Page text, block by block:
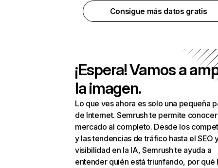
Consigue más datos gratis
¡Espera! Vamos a
la imagen.
Lo que ves ahora es solo una pequeña
de Internet. Semrush te permite
mercado al completo. Desde los
y las tendencias de tráfico hasta el SEO
visibilidad en la IA, Semrush te ayuda a
entender quién está triunfando, por qué